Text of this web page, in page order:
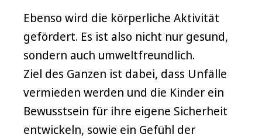
Ebenso wird die körperliche Aktivität
gefördert. Es ist also nicht nur gesund,
sondern auch umweltfreundlich.
Ziel des Ganzen ist dabei, dass Unfälle
vermieden werden und die Kinder ein
Bewusstsein für ihre eigene Sicherheit
entwickeln, sowie ein Gefühl der